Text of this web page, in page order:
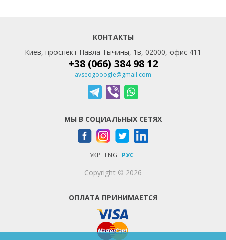
КОНТАКТЫ
Киев, проспект Павла Тычины, 1в, 02000, офис 411
+38 (066) 384 98 12
avseogooogle@gmail.com
МЫ В СОЦИАЛЬНЫХ СЕТЯХ
УКР ENG РУС
Copyright © 2026
ОПЛАТА ПРИНИМАЕТСЯ